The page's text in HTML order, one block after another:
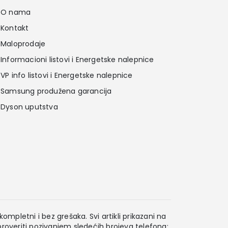
O nama
Kontakt
Maloprodaje
Informacioni listovi i Energetske nalepnice
VP info listovi i Energetske nalepnice
Samsung produžena garancija
Dyson uputstva
i bez grešaka. Svi artikli prikazani na